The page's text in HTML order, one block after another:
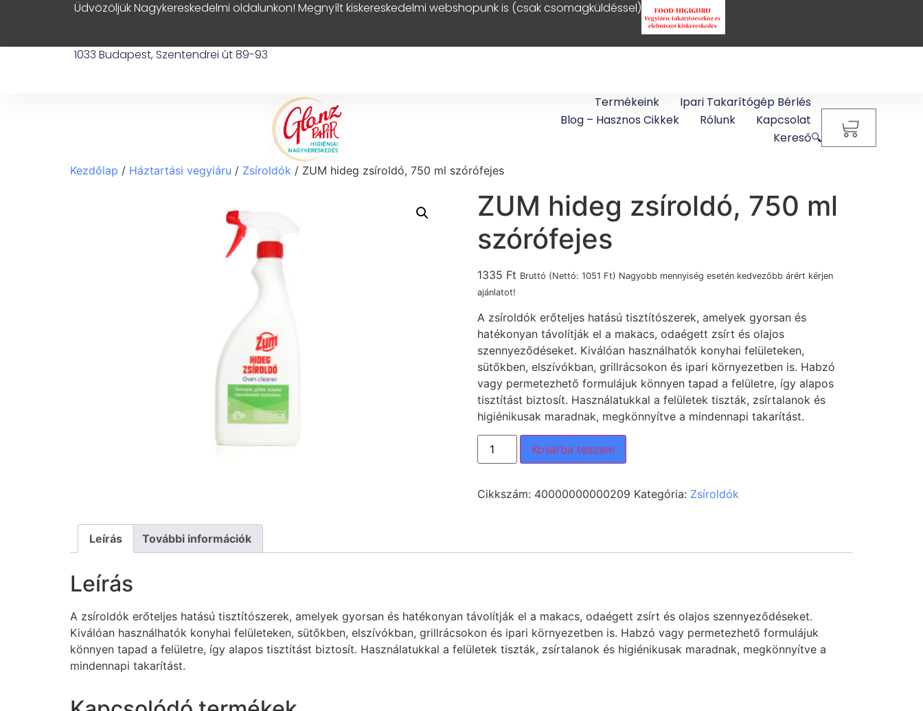
Üdvözöljük Nagykereskedelmi oldalunkon! Megnyílt kiskereskedelmi webshopunk is (csak csomagküldéssel)
1033 Budapest, Szentendrei út 89-93
Termékeink
Ipari Takarítógép Bérlés
Blog – Hasznos Cikkek
Rólunk
Kapcsolat
Kereső🔍
Kezdőlap / Háztartási vegyiáru / Zsíroldók / ZUM hideg zsíroldó, 750 ml szórófejes
ZUM hideg zsíroldó, 750 ml
szórófejes
1335 Ft Bruttó (Nettó: 1051 Ft) Nagyobb mennyiség esetén kedvezőbb árért kérjen
ajánlatot!
A zsíroldók erőteljes hatású tisztítószerek, amelyek gyorsan és
hatékonyan távolítják el a makacs, odaégett zsírt és olajos
szennyeződéseket. Kiválóan használhatók konyhai felületeken,
sütőkben, elszívókban, grillrácsokon és ipari környezetben is. Habzó
vagy permetezhető formulájuk könnyen tapad a felületre, így alapos
tisztítást biztosít. Használatukkal a felületek tiszták, zsírtalanok és
higiénikusak maradnak, megkönnyítve a mindennapi takarítást.
Kosárba teszem
Cikkszám: 40000000000209 Kategória: Zsíroldók
Leírás További információk
Leírás
A zsíroldók erőteljes hatású tisztítószerek, amelyek gyorsan és hatékonyan távolítják el a makacs, odaégett zsírt és olajos szennyeződéseket.
Kiválóan használhatók konyhai felületeken, sütőkben, elszívókban, grillrácsokon és ipari környezetben is. Habzó vagy permetezhető formulájuk
könnyen tapad a felületre, így alapos tisztítást biztosít. Használatukkal a felületek tiszták, zsírtalanok és higiénikusak maradnak, megkönnyítve a
mindennapi takarítást.